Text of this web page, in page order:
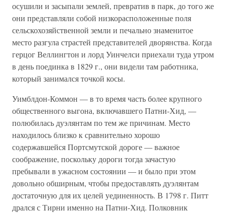
осушили и засыпали землей, превратив в парк, до того же
они представляли собой низкорасположенные поля
сельскохозяйственной земли и печально знаменитое
место разгула страстей представителей дворянства. Когда
герцог Веллингтон и лорд Уинчелси приехали туда утром
в день поединка в 1829 г., они видели там работника,
который занимался точкой косы.
Уимблдон-Коммон — в то время часть более крупного
общественного выгона, включавшего Патни-Хид, —
полюбилась дуэлянтам по тем же причинам. Место
находилось близко к сравнительно хорошо
содержавшейся Портсмутской дороге — важное
соображение, поскольку дороги тогда зачастую
пребывали в ужасном состоянии — и было при этом
довольно обширным, чтобы предоставлять дуэлянтам
достаточную для их целей уединенность. В 1798 г. Питт
дрался с Тирни именно на Патни-Хид. Полковник